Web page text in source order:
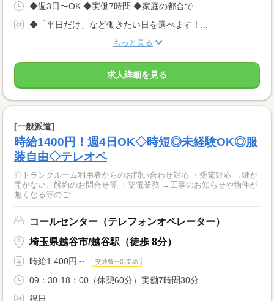
◆週3日〜OK ◆実働7時間 ◆家庭の都合で...
◆「平日だけ」など働きたい日を選べます！...
もっと見る
求人詳細を見る
[一般派遣]
時給1400円！週4日OK◇時短◎未経験OK◎服
装自由◇テレオペ
◎トランクルーム利用者からのお問い合わせ対応 ・受電対応 →鍵が
開かない、解約のお問合せ等 ・架電業務 →工事のお知らせや物件が
無くなる等のご...
コールセンター（テレフォンオペレーター）
埼玉県越谷市/越谷駅（徒歩 8分）
時給1,400円～ 交通費一部支給
09：30-18：00（休憩60分）実働7時間30分 ...
祝日